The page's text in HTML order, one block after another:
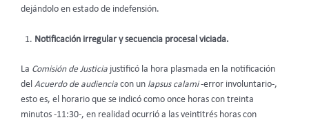
dejándolo en estado de indefensión.
Notificación irregular y secuencia procesal viciada.
La Comisión de Justicia justificó la hora plasmada en la notificación
del Acuerdo de audiencia con un lapsus calami-error involuntario-,
esto es, el horario que se indicó como once horas con treinta
minutos -11:30-, en realidad ocurrió a las veintitrés horas con